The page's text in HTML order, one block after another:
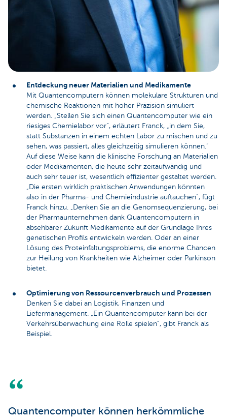
Entdeckung neuer Materialien und Medikamente
Mit Quantencomputern können molekulare Strukturen und
chemische Reaktionen mit hoher Präzision simuliert
werden. „Stellen Sie sich einen Quantencomputer wie ein
riesiges Chemielabor vor“, erläutert Franck, „in dem Sie,
statt Substanzen in einem echten Labor zu mischen und zu
sehen, was passiert, alles gleichzeitig simulieren können.“
Auf diese Weise kann die klinische Forschung an Materialien
oder Medikamenten, die heute sehr zeitaufwändig und
auch sehr teuer ist, wesentlich effizienter gestaltet werden.
„Die ersten wirklich praktischen Anwendungen könnten
also in der Pharma- und Chemieindustrie auftauchen“, fügt
Franck hinzu. „Denken Sie an die Genomsequenzierung, bei
der Pharmaunternehmen dank Quantencomputern in
absehbarer Zukunft Medikamente auf der Grundlage Ihres
genetischen Profils entwickeln werden. Oder an einer
Lösung des Proteinfaltungsproblems, die enorme Chancen
zur Heilung von Krankheiten wie Alzheimer oder Parkinson
bietet.
Optimierung von Ressourcenverbrauch und Prozessen
Denken Sie dabei an Logistik, Finanzen und
Liefermanagement. „Ein Quantencomputer kann bei der
Verkehrsüberwachung eine Rolle spielen“, gibt Franck als
Beispiel.
Quantencomputer können herkömmliche